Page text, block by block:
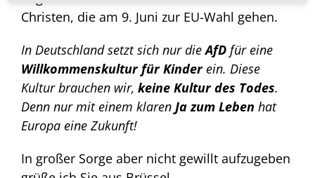
Christen, die am 9. Juni zur EU-Wahl gehen.
In Deutschland setzt sich nur dieAfD für eine
Willkommenskultur für Kinderein. Diese
Kultur brauchen wir, keine Kultur des Todes.
Denn nur mit einem klaren Ja zum Leben hat
Europa eine Zukunft!
In großer Sorge aber nicht gewillt aufzugeben